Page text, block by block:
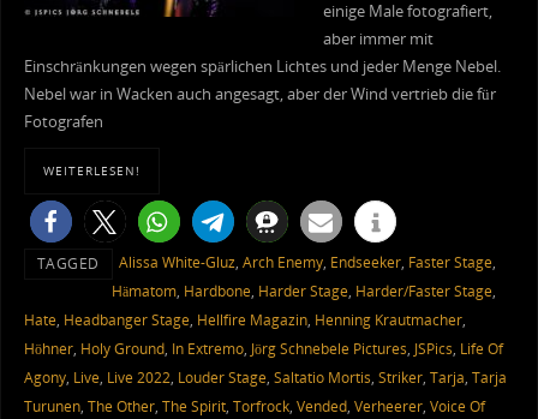
einige Male fotografiert,
aber immer mit
Einschränkungen wegen spärlichen Lichtes und jeder Menge Nebel.
Nebel war in Wacken auch angesagt, aber der Wind vertrieb die für
Fotografen
WEITERLESEN!
TAGGED Alissa White-Gluz, Arch Enemy, Endseeker, Faster Stage,
Hämatom, Hardbone, Harder Stage, Harder/Faster Stage,
Hate, Headbanger Stage, Hellfire Magazin, Henning Krautmacher,
Höhner, Holy Ground, In Extremo, Jörg Schnebele Pictures, JSPics, Life Of
Agony, Live, Live 2022, Louder Stage, Saltatio Mortis, Striker, Tarja, Tarja
Turunen, The Other, The Spirit, Torfrock, Vended, Verheerer, Voice Of